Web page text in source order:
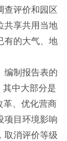
查评价和园区
共享共用当地
有的大气、地
制报告表的
其中大部分是
革、优化营商
项目环境影响
取消评价等级